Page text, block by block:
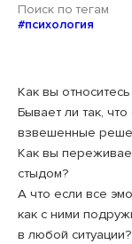
Поиск по тегам
#психология
Как вы
Бывает ли так,
взвешенные
Как вы
стыдом?
А что если все
как с ними
в любой ситуации?